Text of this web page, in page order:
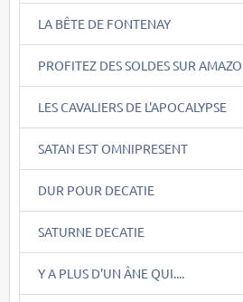
LA BÊTE DE FONTENAY
PROFITEZ DES SOLDES SUR
LES CAVALIERS DE L'APOCALYPSE
SATAN EST OMNIPRESENT
DUR POUR DECATIE
SATURNE DECATIE
Y A PLUS D'UN ÂNE QUI....